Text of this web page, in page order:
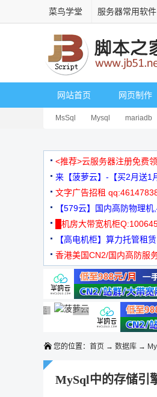
菜鸟学堂 服务器常用软件
网站首页 网页制作
MsSql Mysql mariadb
<推荐>云服务器注册免费
来【菠萝云】-【买2月送1
文字广告招租
【579云】国内高防物理
元
█机房大带宽机柜
【高电机柜】算力托管租
机
香港美国CN2/国内高防服
广告 商业广告，理性选择
广告 商业广告，理性选择
广告 商业广告，理性选择
广告 商业广告，理性选择广告 商业广告，理性选择
您的位置： 首页 → 数据库 →
MySql中的存储引